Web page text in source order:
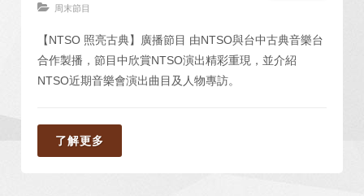
周末節目
【NTSO 照亮古典】廣播節目 由NTSO與台中古典音樂台
合作製播，節目中欣賞NTSO演出精彩重現，並介紹
NTSO近期音樂會演出曲目及人物專訪。
了解更多